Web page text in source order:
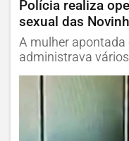
Polícia realiza
sexual das
A mulher apontada
administrava